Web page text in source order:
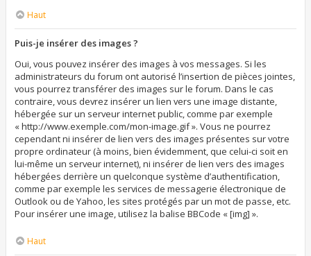
Haut
Puis-je insérer des images ?
Oui, vous pouvez insérer des images à vos messages. Si les
administrateurs du forum ont autorisé l’insertion de pièces jointes,
vous pourrez transférer des images sur le forum. Dans le cas
contraire, vous devrez insérer un lien vers une image distante,
hébergée sur un serveur internet public, comme par exemple
« http://www.exemple.com/mon-image.gif ». Vous ne pourrez
cependant ni insérer de lien vers des images présentes sur votre
propre ordinateur (à moins, bien évidemment, que celui-ci soit en
lui-même un serveur internet), ni insérer de lien vers des images
hébergées derrière un quelconque système d’authentification,
comme par exemple les services de messagerie électronique de
Outlook ou de Yahoo, les sites protégés par un mot de passe, etc.
Pour insérer une image, utilisez la balise BBCode « [img] ».
Haut